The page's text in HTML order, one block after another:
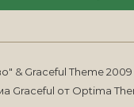
& Graceful Theme 2009
Graceful от Optima